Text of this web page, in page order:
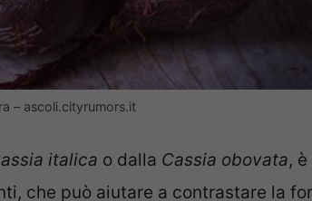
– ascoli.cityrumors.it
italica o dalla Cassia obovata,
che può aiutare a contrastare la